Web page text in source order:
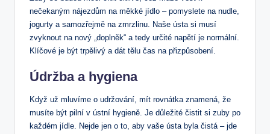
nečekaným nájezdům na měkké jídlo – pomyslete na nudle,
jogurty a samozřejmě na zmrzlinu. Naše ústa si musí
zvyknout na nový „doplněk“ a tedy určité napětí je normální.
Klíčové je být trpělivý a dát tělu čas na přizpůsobení.
Údržba a hygiena
Když už mluvíme o udržování, mít rovnátka znamená, že
musíte být pilní v ústní hygieně. Je důležité čistit si zuby po
každém jídle. Nejde jen o to, aby vaše ústa byla čistá – jde